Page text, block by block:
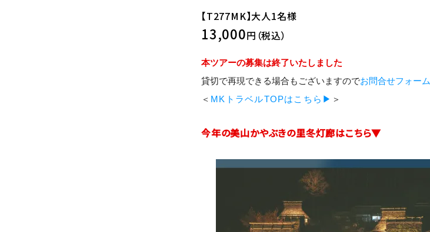
【T277MK】大人1名様
13,000円（税込）
本ツアーの募集は終了いたしました
貸切で再現できる場合もございますのでお問合せフォーム
＜ MKトラベルTOPはこちら▶ ＞
今年の美山かやぶきの里冬灯廊はこちら▼